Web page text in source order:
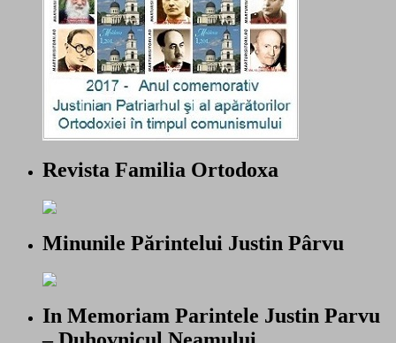
Revista Familia Ortodoxa
Minunile Părintelui Justin Pârvu
In Memoriam Parintele Justin Parvu